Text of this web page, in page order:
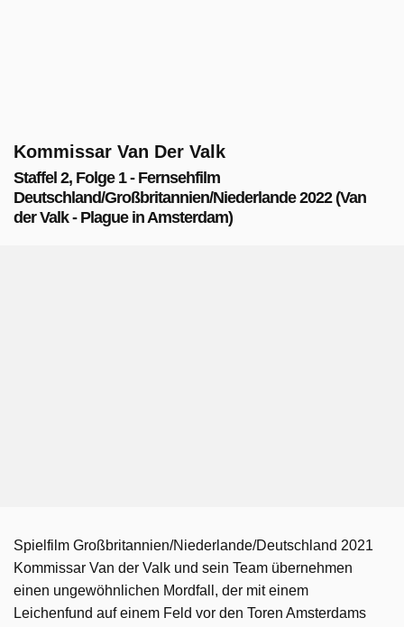
Kommissar Van Der Valk
Staffel 2, Folge 1 - Fernsehfilm
Deutschland/Großbritannien/Niederlande 2022 (Van
der Valk - Plague in Amsterdam)
Spielfilm Großbritannien/Niederlande/Deutschland 2021
Kommissar Van der Valk und sein Team übernehmen
einen ungewöhnlichen Mordfall, der mit einem
Leichenfund auf einem Feld vor den Toren Amsterdams